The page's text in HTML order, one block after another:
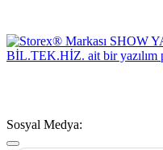
Sosyal Medya: